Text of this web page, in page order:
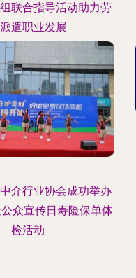
联合指导活动助力劳
遣职业发展
介行业协会成功举办
众宣传日寿险保单体
检活动